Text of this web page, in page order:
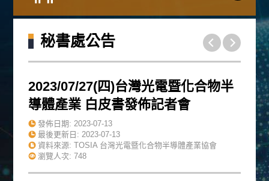
秘書處公告
2023/07/27(四)台灣光電暨化合物半
導體產業 白皮書發佈記者會
發佈日期:2023-07-13
最後更新日:2023-07-13
資料來源: TOSIA 台灣光電暨化合物半導體產業協會
瀏覽人次: 748